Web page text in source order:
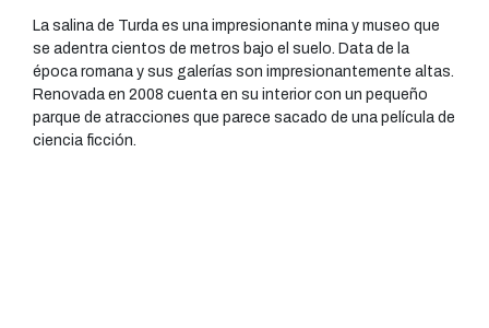
La salina de Turda es una impresionante mina y museo que
se adentra cientos de metros bajo el suelo. Data de la
época romana y sus galerías son impresionantemente altas.
Renovada en 2008 cuenta en su interior con un pequeño
parque de atracciones que parece sacado de una película de
ciencia ficción.